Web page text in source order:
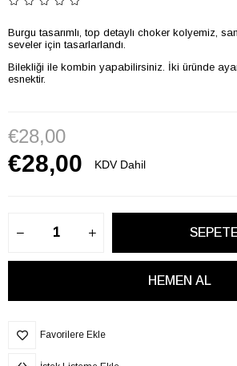
Burgu tasarımlı, top detaylı choker kolyemiz,
seveler için tasarlarlandı.
Bilekliği ile kombin yapabilirsiniz. İki üründe
esnektir.
€28,00
KDV Dahil
€28,00
Favorilere Ekle